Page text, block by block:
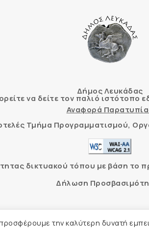
Δήμος Λευκάδας
να δείτε τον παλιό ιστότοπο
Αναφορά
Τμήμα Προγραμματισμού,
δικτυακού τόπου με βάση το
Δήλωση
Φιλοξενία Ιστοσελίδας
την καλύτερη δυνατή